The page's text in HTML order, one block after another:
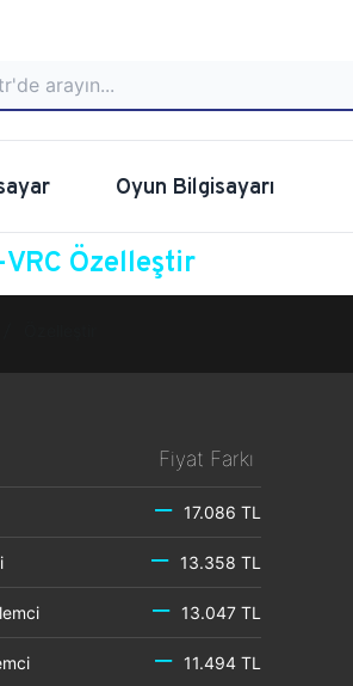
Oyun Bilgisayarı
Özelleştir
Fiyat Farkı
17.086 TL
13.358 TL
13.047 TL
11.494 TL